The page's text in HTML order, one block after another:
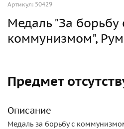
Артикул: 50429
Медаль "За борьбу
коммунизмом",
Предмет
Описание
Медаль за борьбу с